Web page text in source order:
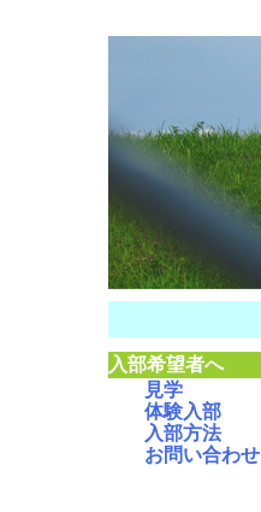
入部希望者へ
見学
体験入部
入部方法
お問い合わせ